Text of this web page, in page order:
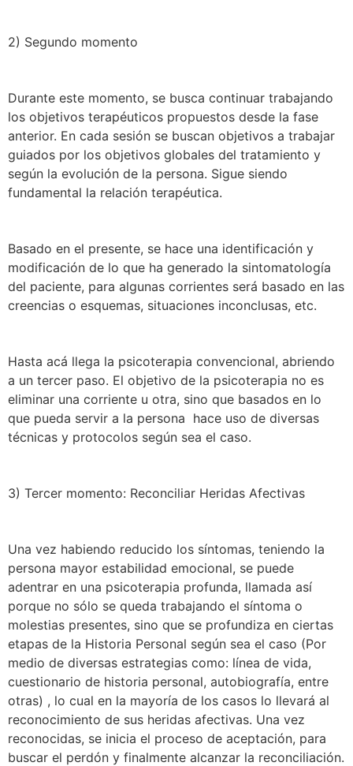
2) Segundo momento
Durante este momento, se busca continuar trabajando
los objetivos terapéuticos propuestos desde la fase
anterior. En cada sesión se buscan objetivos a trabajar
guiados por los objetivos globales del tratamiento y
según la evolución de la persona. Sigue siendo
fundamental la relación terapéutica.
Basado en el presente, se hace una identificación y
modificación de lo que ha generado la sintomatología
del paciente, para algunas corrientes será basado en las
creencias o esquemas, situaciones inconclusas, etc.
Hasta acá llega la psicoterapia convencional, abriendo
a un tercer paso. El objetivo de la psicoterapia no es
eliminar una corriente u otra, sino que basados en lo
que pueda servir a la persona hace uso de diversas
técnicas y protocolos según sea el caso.
3) Tercer momento: Reconciliar Heridas Afectivas
Una vez habiendo reducido los síntomas, teniendo la
persona mayor estabilidad emocional, se puede
adentrar en una psicoterapia profunda, llamada así
porque no sólo se queda trabajando el síntoma o
molestias presentes, sino que se profundiza en ciertas
etapas de la Historia Personal según sea el caso (Por
medio de diversas estrategias como: línea de vida,
cuestionario de historia personal, autobiografía, entre
otras) , lo cual en la mayoría de los casos lo llevará al
reconocimiento de sus heridas afectivas. Una vez
reconocidas, se inicia el proceso de aceptación, para
buscar el perdón y finalmente alcanzar la reconciliación.